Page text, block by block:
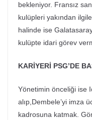
bekleniyor. Fransız
kulüpleri yakından
halinde ise
kulüpte idari görev
KARİYERİ PSG’DE
Yönetimin önceliği ise
alıp,Dembele’yi imza
kadrosuna katmak.